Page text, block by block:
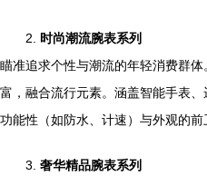
2. 时尚潮流腕表系列
瞄准追求个性与潮流的年轻消费群
富，融合流行元素。涵盖智能手表
功能性（如防水、计速）与外观的前
3. 奢华精品腕表系列